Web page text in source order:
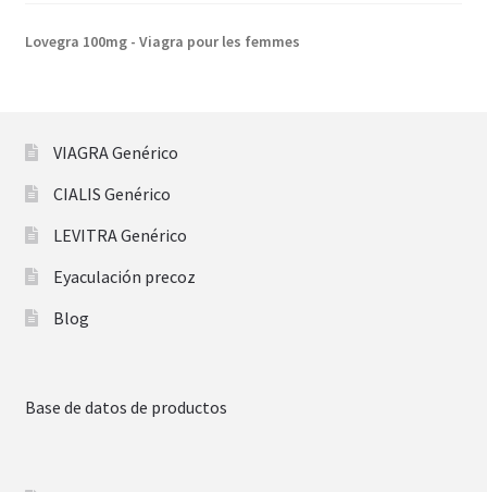
Lovegra 100mg - Viagra pour les femmes
VIAGRA Genérico
CIALIS Genérico
LEVITRA Genérico
Eyaculación precoz
Blog
Base de datos de productos